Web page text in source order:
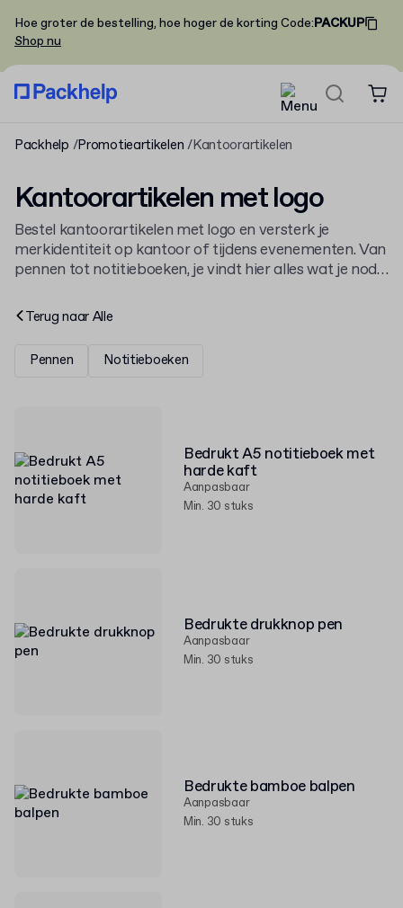
Hoe groter de bestelling, hoe hoger de korting Code:PACKUP
Shop nu
Packhelp Promotieartikelen Kantoorartikelen
Kantoorartikelen met logo
Bestel kantoorartikelen met logo en versterk je
merkidentiteit op kantoor of tijdens evenementen. Van
pennen tot notitieboeken, je vindt hier alles wat je nodig
een compleet aanbod van merkgeschenken.
Terug naar Alle
Pennen Notitieboeken
Bedrukt A5 notitieboek met
harde kaft
Aanpasbaar
Min. 30 stuks
Bedrukte drukknop pen
Aanpasbaar
Min. 30 stuks
Bedrukte bamboe balpen
Aanpasbaar
Min. 30 stuks